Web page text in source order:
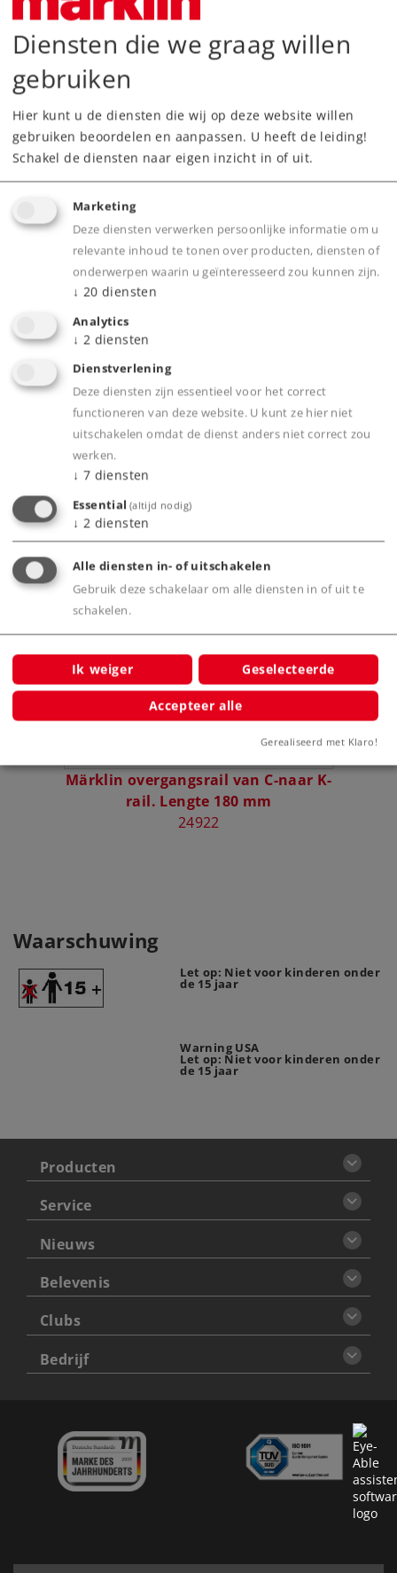
Dealer zoeken
Downloads
Highlights
Ook geschikt voor tweerail systemen.
Met automatisch sluitende deuren.
Product
Productinfo
Bijbehorende producten
Märklin overgangsrail van C-naar K-
rail. Lengte 180 mm
24922
Waarschuwing
Let op: Niet voor kinderen onder
de 15 jaar
Warning USA
Let op: Niet voor kinderen onder
de 15 jaar
Producten
Service
Nieuws
Belevenis
Clubs
Bedrijf
Diensten die we graag willen
gebruiken
Hier kunt u de diensten die wij op deze website willen
gebruiken beoordelen en aanpassen. U heeft de leiding!
Schakel de diensten naar eigen inzicht in of uit.
Marketing
Deze diensten verwerken persoonlijke informatie om u
relevante inhoud te tonen over producten, diensten of
onderwerpen waarin u geïnteresseerd zou kunnen zijn.
↓ 20 diensten
Analytics
↓ 2 diensten
Dienstverlening
Deze diensten zijn essentieel voor het correct
functioneren van deze website. U kunt ze hier niet
uitschakelen omdat de dienst anders niet correct zou
werken.
↓ 7 diensten
Essential (altijd nodig)
↓ 2 diensten
Alle diensten in- of uitschakelen
Gebruik deze schakelaar om alle diensten in of uit te
schakelen.
Ik weiger Geselecteerde
Accepteer alle
Gerealiseerd met Klaro!